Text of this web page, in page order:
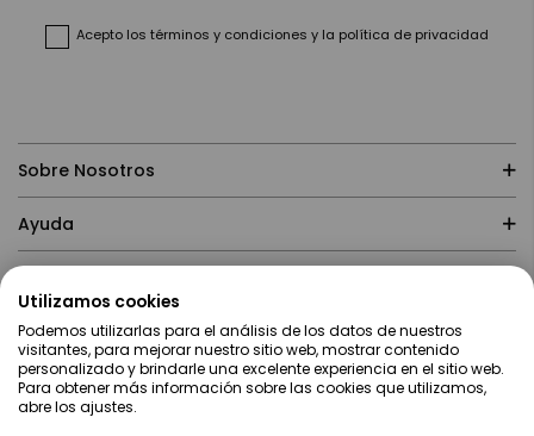
Acepto los términos y condiciones y la política de privacidad
Sobre Nosotros
Ayuda
Contacto
Utilizamos cookies
Podemos utilizarlas para el análisis de los datos de nuestros
visitantes, para mejorar nuestro sitio web, mostrar contenido
personalizado y brindarle una excelente experiencia en el sitio web.
Para obtener más información sobre las cookies que utilizamos,
abre los ajustes.